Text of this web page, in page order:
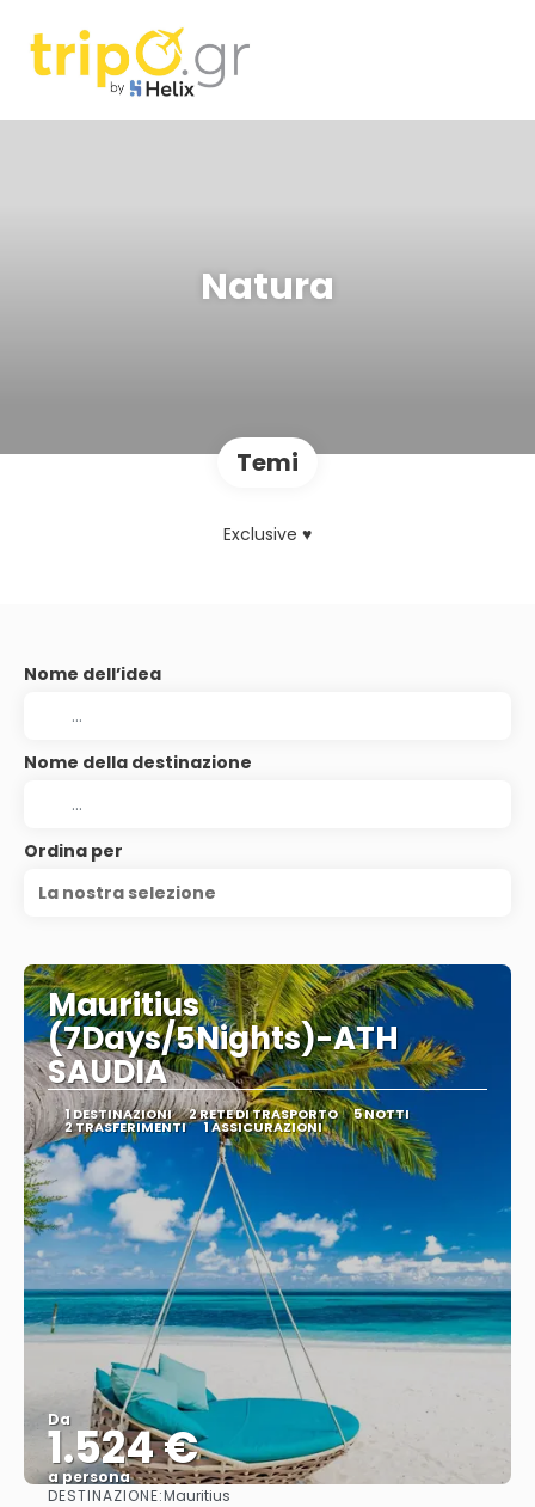
Natura
Temi
Exclusive ♥
Nome dell’idea
Nome della destinazione
Ordina per
La nostra selezione
Mauritius
(7Days/5Nights)-ATH
SAUDIA
1 DESTINAZIONI 2 RETE DI TRASPORTO 5 NOTTI
2 TRASFERIMENTI 1 ASSICURAZIONI
Da
1.524 €
a persona
DESTINAZIONE:Mauritius